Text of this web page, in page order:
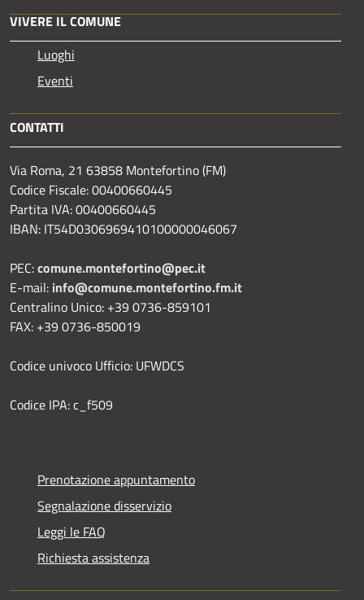
VIVERE IL COMUNE
Luoghi
Eventi
CONTATTI
Via Roma, 21 63858 Montefortino (FM)
Codice Fiscale: 00400660445
Partita IVA: 00400660445
IBAN: IT54D0306969410100000046067
PEC:comune.montefortino@pec.it
E-mail: info@comune.montefortino.fm.it
Centralino Unico: +39 0736-859101
FAX: +39 0736-850019
Codice univoco Ufficio: UFWDCS
Codice IPA: c_f509
Prenotazione appuntamento
Segnalazione disservizio
Leggi le FAQ
Richiesta assistenza